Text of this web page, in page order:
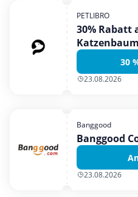
PETLIBRO
30% Rabatt
30
23.08.2026
Banggood
Banggood
23.08.2026